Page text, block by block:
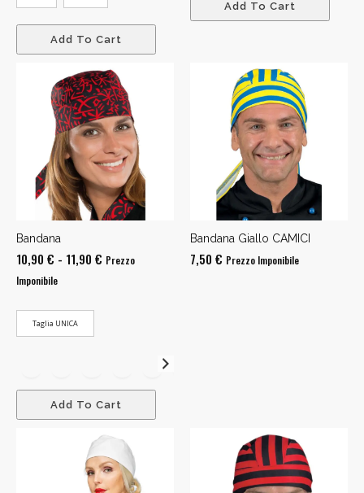
Add To Cart
Add To Cart
Bandana
10,90 € - 11,90 € Fascia
Prezzo
Imponibile
Taglia UNICA
Add To Cart
Bandana Giallo CAMICI
7,50 € Prezzo Imponibile